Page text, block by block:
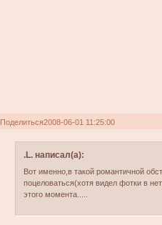
Поделиться2008-06-01 11:25:00
.L. написал(а):
Вот именно,в такой романтичной
поцеловаться(хотя видел фотки в
этого момента.....